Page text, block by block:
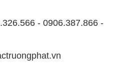
- 0906.387.866 -